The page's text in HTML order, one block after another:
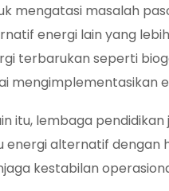
mengatasi masalah
energi lain yang
terbarukan seperti
mengimplementasikan
itu, lembaga
energi alternatif dengan
kestabilan